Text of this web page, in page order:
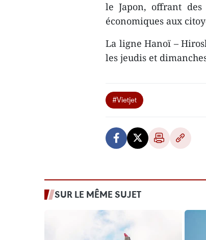
le Japon, offrant
économiques aux
La ligne Hanoï –
les jeudis et
#Vietjet
SUR LE MÊME SUJET